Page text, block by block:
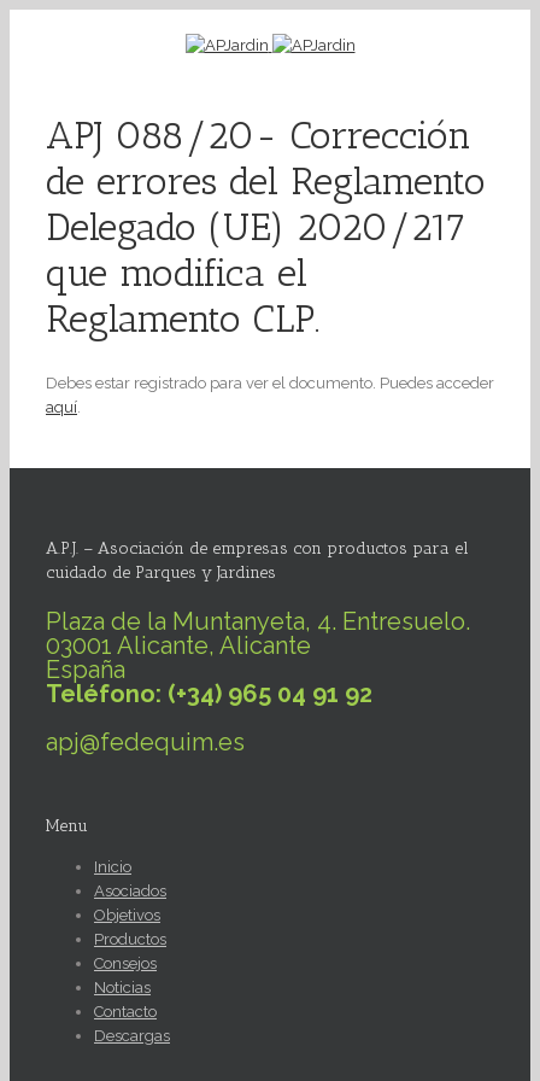
APJ 088/20- Corrección
de errores del Reglamento
Delegado (UE) 2020/217
que modifica el
Reglamento CLP.
Debes estar registrado para ver el documento. Puedes acceder
aquí.
A.P.J. – Asociación de empresas con productos para el
cuidado de Parques y Jardines
Plaza de la Muntanyeta, 4. Entresuelo.
03001 Alicante, Alicante
España
Teléfono: (+34) 965 04 91 92
apj@fedequim.es
Menu
Inicio
Asociados
Objetivos
Productos
Consejos
Noticias
Contacto
Descargas